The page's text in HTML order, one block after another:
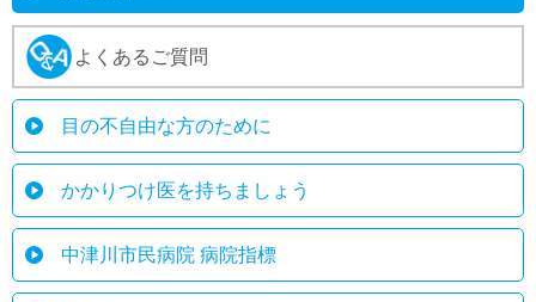
よくあるご質問
目の不自由な方のために
かかりつけ医を持ちましょう
中津川市民病院 病院指標